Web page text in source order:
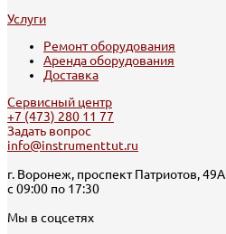
Услуги
Ремонт оборудования
Аренда оборудования
Доставка
Сервисный центр
+7 (473) 280 11 77
Задать вопрос
info@instrumenttut.ru
г. Воронеж, проспект Патриотов, 49А
с 09:00 по 17:30
Мы в соцсетях